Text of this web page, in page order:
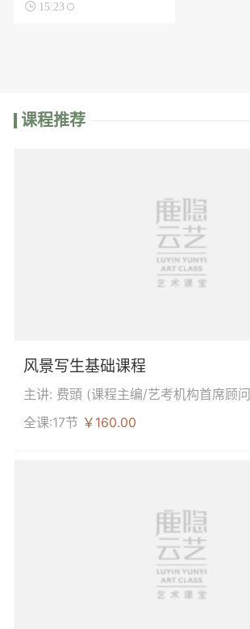
 15:23
课程推荐
风景写生基础课程
主讲: 费頭 (课程主编/艺考机构首席顾问
全课:17节 ￥160.00